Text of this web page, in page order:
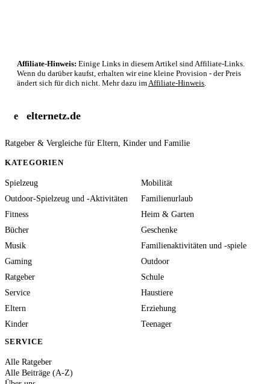
Affiliate-Hinweis: Einige Links in diesem Artikel sind Affiliate-Links.
Wenn du darüber kaufst, erhalten wir eine kleine Provision - der Preis
ändert sich für dich nicht. Mehr dazu im Affiliate-Hinweis
e elternetz.de
Ratgeber & Vergleiche für Eltern, Kinder und Familie
KATEGORIEN
Spielzeug
Mobilität
Outdoor-Spielzeug und -Aktivitäten
Familienurlaub
Fitness
Heim & Garten
Bücher
Geschenke
Musik
Familienaktivitäten und -spiele
Gaming
Outdoor
Ratgeber
Schule
Service
Haustiere
Eltern
Erziehung
Kinder
Teenager
SERVICE
Alle Ratgeber
Alle Beiträge (A-Z)